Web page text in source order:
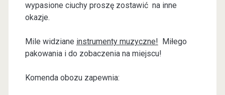
wypasione ciuchy proszę zostawić na inne
okazje.
Mile widziane instrumenty muzyczne! Miłego
pakowania i do zobaczenia na miejscu!
Komenda obozu zapewnia: